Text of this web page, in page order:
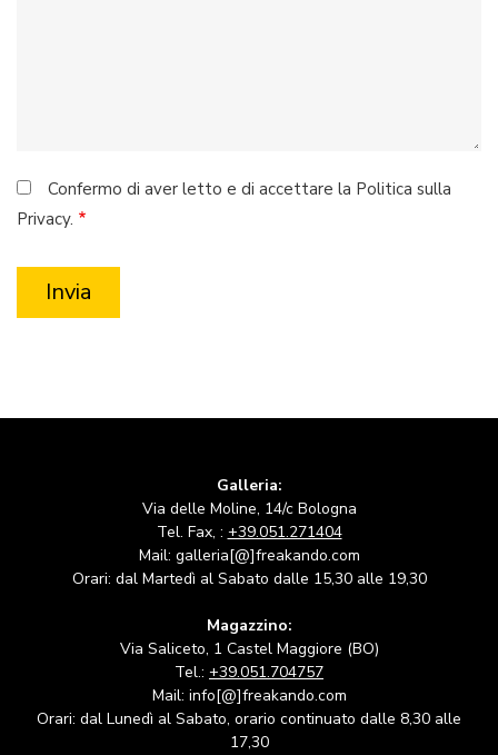
Confermo di aver letto e di accettare la Politica sulla
Privacy.
Galleria:
Via delle Moline, 14/c Bologna
Tel. Fax, : +39.051.271404
Mail: galleria[@]freakando.com
Orari: dal Martedì al Sabato dalle 15,30 alle 19,30
Magazzino:
Via Saliceto, 1 Castel Maggiore (BO)
Tel.: +39.051.704757
Mail: info[@]freakando.com
Orari: dal Lunedì al Sabato, orario continuato dalle 8,30 alle
17,30